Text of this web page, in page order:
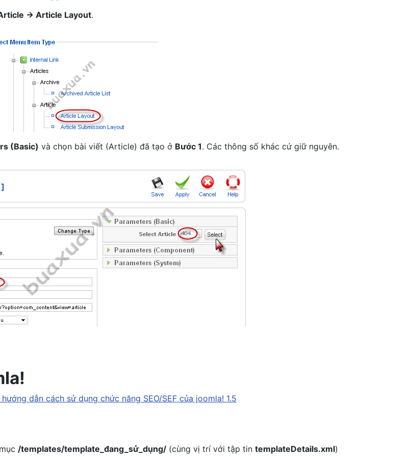
-> Article Layout.
(Basic) và chọn bài viết (Article) đã tạo ở Bước 1. Các thông số khác cứ giữ nguyên.
hướng dẫn cách sử dụng chức năng SEO/SEF của joomla! 1.5
/templates/template_đang_sử_dụng/ (cùng vị trí với tập tin templateDetails.xml)